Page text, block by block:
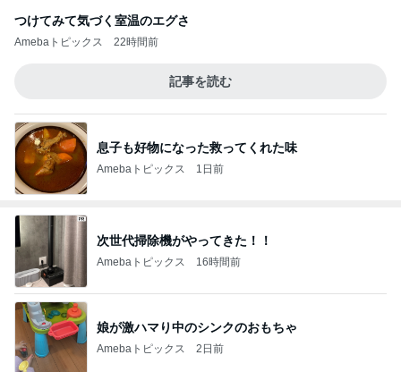
つけてみて気づく室温のエグさ
Amebaトピックス 22時間前
記事を読む
息子も好物になった救ってくれた味
Amebaトピックス 1日前
次世代掃除機がやってきた！！
Amebaトピックス 16時間前
娘が激ハマり中のシンクのおもちゃ
Amebaトピックス 2日前